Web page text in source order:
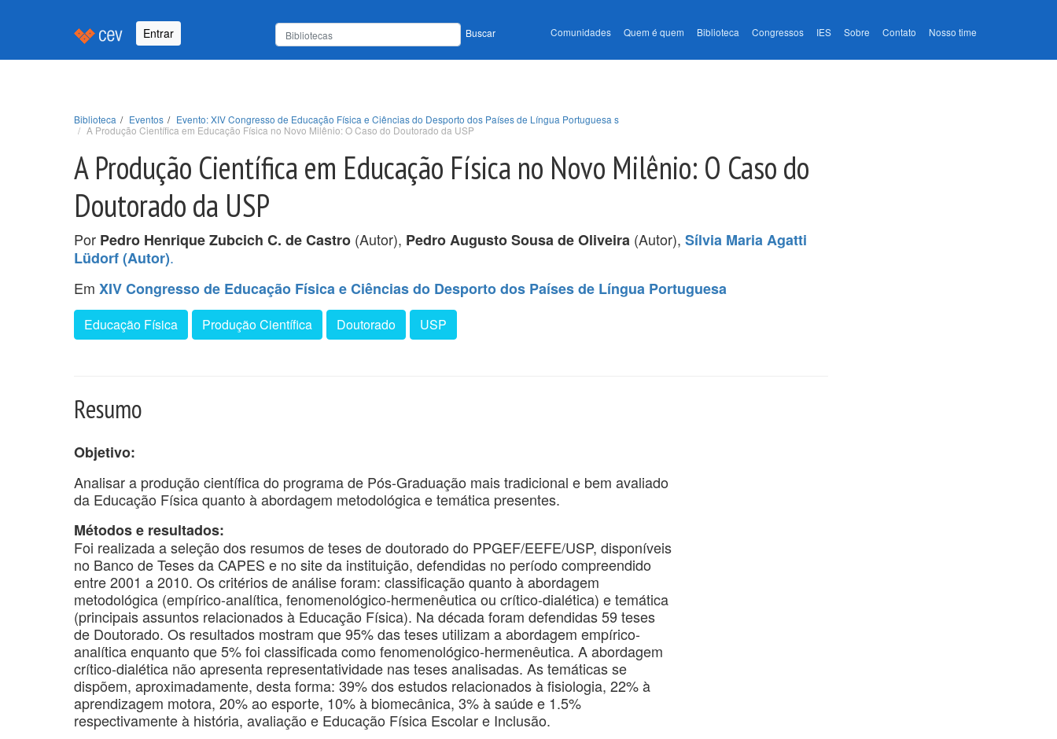
Entrar Buscar Comunidades Quem é quem Biblioteca Congressos IES Sobre Contato Nosso time
Biblioteca Eventos
Evento: XIV Congresso de Educação Física e Ciências do Desporto dos Países de Língua Portuguesa s
A Produção Científica em Educação Física no Novo Milênio: O Caso do Doutorado da USP
A Produção Científica em Educação Física no Novo Milênio: O Caso do
Doutorado da USP
Por Pedro Henrique Zubcich C. de Castro (Autor), Pedro Augusto Sousa de Oliveira (Autor), Sílvia Maria Agatti
Lüdorf (Autor).
Em XIV Congresso de Educação Física e Ciências do Desporto dos Países de Língua Portuguesa
Educação Física Produção Científica Doutorado USP
Resumo
Objetivo:
Analisar a produção científica do programa de Pós-Graduação mais tradicional e bem avaliado
da Educação Física quanto à abordagem metodológica e temática presentes.
Métodos e resultados:
Foi realizada a seleção dos resumos de teses de doutorado do PPGEF/EEFE/USP, disponíveis
no Banco de Teses da CAPES e no site da instituição, defendidas no período compreendido
entre 2001 a 2010. Os critérios de análise foram: classificação quanto à abordagem
metodológica (empírico-analítica, fenomenológico-hermenêutica ou crítico-dialética) e temática
(principais assuntos relacionados à Educação Física). Na década foram defendidas 59 teses
de Doutorado. Os resultados mostram que 95% das teses utilizam a abordagem empírico-
analítica enquanto que 5% foi classificada como fenomenológico-hermenêutica. A abordagem
crítico-dialética não apresenta representatividade nas teses analisadas. As temáticas se
dispõem, aproximadamente, desta forma: 39% dos estudos relacionados à fisiologia, 22% à
aprendizagem motora, 20% ao esporte, 10% à biomecânica, 3% à saúde e 1.5%
respectivamente à história, avaliação e Educação Física Escolar e Inclusão.